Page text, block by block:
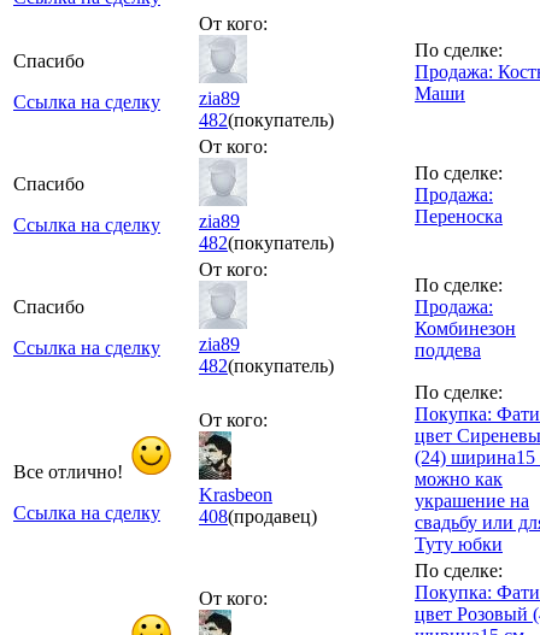
Спасибо
Ссылка на сделку
От кого:
zia89
482(покупатель)
По сделке:
Продажа:
Маши
Спасибо
Ссылка на сделку
От кого:
zia89
482(покупатель)
По сделке:
Продажа:
Переноска
Спасибо
Ссылка на сделку
От кого:
zia89
482(покупатель)
По сделке:
Продажа:
Комбинезон
поддева
Все отлично!
Ссылка на сделку
От кого:
Krasbeon
408(продавец)
По сделке:
Покупка:
цвет
(24) ширина15
можно как
украшение на
свадьбу или
Туту юбки
От кого:
По сделке:
Покупка:
цвет Розовый